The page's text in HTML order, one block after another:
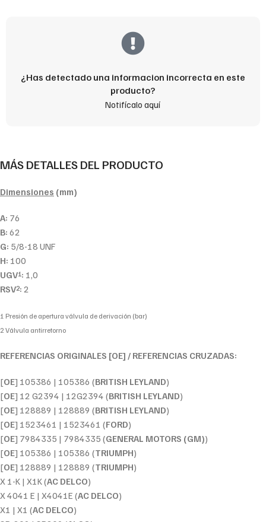
¿Has detectado una informacion incorrecta en este
producto?
Notifícalo aquí
MÁS DETALLES DEL PRODUCTO
Dimensiones (mm)
A: 76
B: 62
G: 5/8-18 UNF
H: 100
UGV1: 1,0
RSV2: 2
1 Presión de apertura válvula de derivación (bar)
2 Válvula antirretorno
REFERENCIAS ORIGINALES [OE] / REFERENCIAS CRUZADAS:
[OE] 105386 | 105386 (BRITISH LEYLAND)
[OE] 12 G2394 | 12G2394 (BRITISH LEYLAND)
[OE] 128889 | 128889 (BRITISH LEYLAND)
[OE] 1523461 | 1523461 (FORD)
[OE] 7984335 | 7984335 (GENERAL MOTORS (GM))
[OE] 105386 | 105386 (TRIUMPH)
[OE] 128889 | 128889 (TRIUMPH)
X 1-K | X1K (AC DELCO)
X 4041 E | X4041E (AC DELCO)
X1 | X1 (AC DELCO)